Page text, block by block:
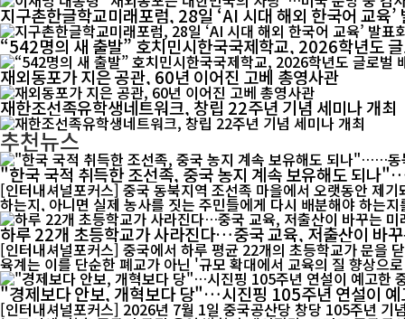
지구촌한글학교미래포럼, 28일 ‘AI 시대 해외 한국어 교육’
“542명의 새 출발” 호치민시한국국제학교, 2026학년도
재외동포가 지은 공관, 60년 이어진 고베 총영사관
재한조선족유학생네트워크, 창립 22주년 기념 세미나 개최
추천뉴스
"한국 국적 취득한 조선족, 중국 농지 계속 보유해도 되나
[인터내셔널포커스] 중국 동북지역 조선족 마을에서 오랫동안 제
하는지, 아니면 실제 농사를 짓는 주민들에게 다시 배분해야 하는
하루 22개 초등학교가 사라진다…중국 교육, 저출산이 바
[인터내셔널포커스] 중국에서 하루 평균 22개의 초등학교가 문을
육계는 이를 단순한 폐교가 아닌 '규모 확대에서 교육의 질 향상으
"경제보다 안보, 개혁보다 당"…시진핑 105주년 연설이 예
[인터내셔널포커스] 2026년 7월 1일 중국공산당 창당 105주년 기